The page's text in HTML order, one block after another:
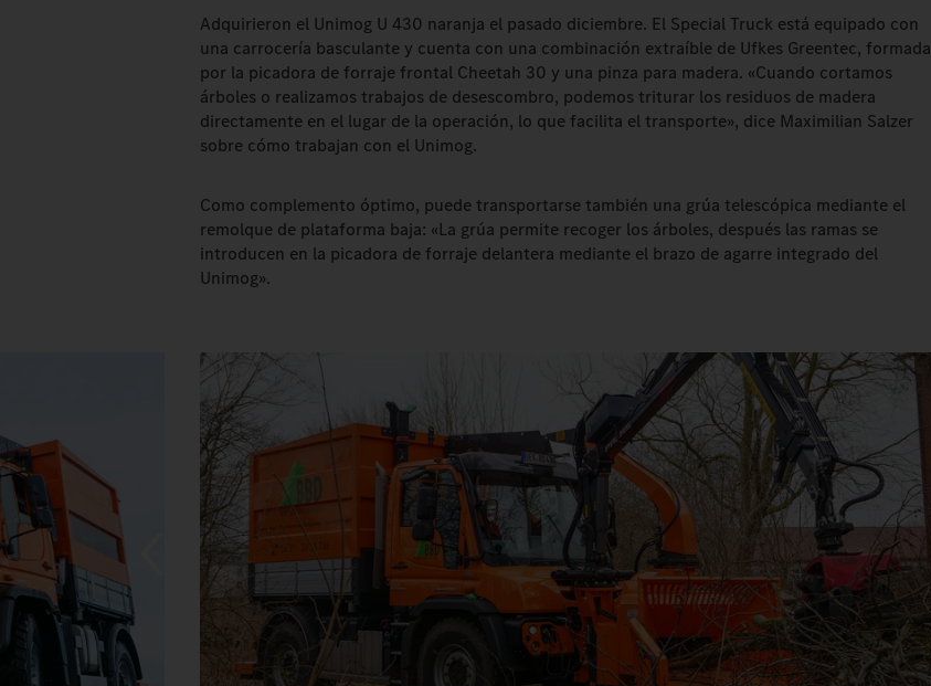
Adquirieron el Unimog U 430 naranja el pasado diciembre. El Special Truck está equipado con
una carrocería basculante y cuenta con una combinación extraíble de Ufkes Greentec, formada
por la picadora de forraje frontal Cheetah 30 y una pinza para madera. «Cuando cortamos
árboles o realizamos trabajos de desescombro, podemos triturar los residuos de madera
directamente en el lugar de la operación, lo que facilita el transporte», dice Maximilian Salzer
sobre cómo trabajan con el Unimog.
Como complemento óptimo, puede transportarse también una grúa telescópica mediante el
remolque de plataforma baja: «La grúa permite recoger los árboles, después las ramas se
introducen en la picadora de forraje delantera mediante el brazo de agarre integrado del
Unimog».